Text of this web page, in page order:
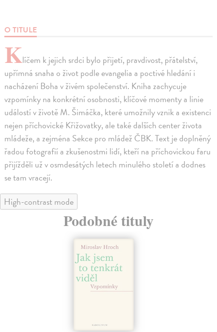
O TITULE
Klíčem k jejich srdci bylo přijetí, pravdivost, přátelství,
upřímná snaha o život podle evangelia a poctivé hledání i
nacházení Boha v živém společenství. Kniha zachycuje
vzpomínky na konkrétní osobnosti, klíčové momenty a linie
událostí v životě M. Šimáčka, které umožnily vznik a existenci
nejen příchovické Křižovatky, ale také dalších center života
mládeže, a zejména Sekce pro mládež ČBK. Text je doplněný
řadou fotografií a zkušenostmi lidí, kteří na příchovickou faru
přijížděli už v osmdesátých letech minulého století a dodnes
se tam vracejí.
High-contrast mode
Podobné tituly